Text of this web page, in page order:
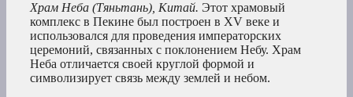
Храм Неба (Тяньтань), Китай. Этот храмовый
комплекс в Пекине был построен в XV веке и
использовался для проведения императорских
церемоний, связанных с поклонением Небу. Храм
Неба отличается своей круглой формой и
символизирует связь между землей и небом.